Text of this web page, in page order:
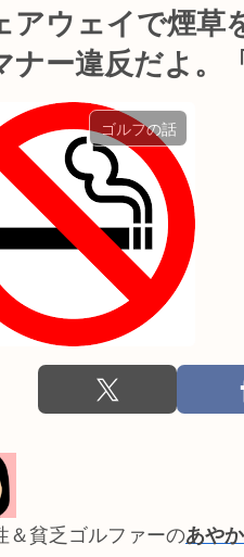
アウェイで煙草
ナー違反だよ。
ゴルフの話
＆貧乏ゴルファーのあや